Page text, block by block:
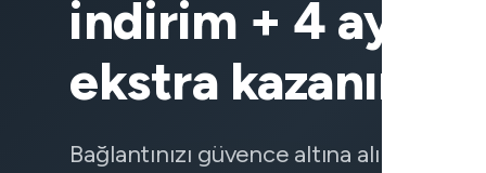
indirim + 4 ay
ekstra kazanın
Bağlantınızı güvence altına alın,